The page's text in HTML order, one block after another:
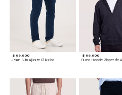
$ 99.900
Jean Slim Ajuste Clásico
$ 99.900